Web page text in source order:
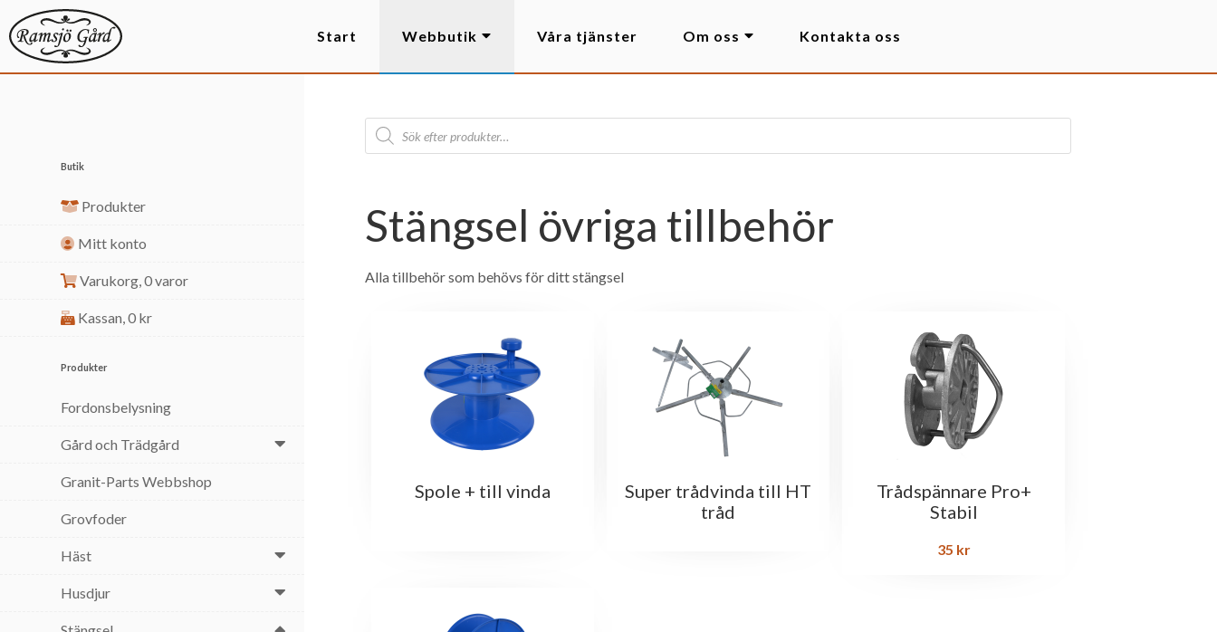
Start Webbutik Våra tjänster Om oss Kontakta oss
Butik
Produkter
Mitt konto
Varukorg,0 varor
Kassan,0 kr
Produkter
Fordonsbelysning
Gård och Trädgård
Granit-Parts Webbshop
Grovfoder
Häst
Husdjur
Stängsel övriga tillbehör
Alla tillbehör som behövs för ditt stängsel
Spole + till vinda
Super trådvinda till HT
tråd
Trådspännare Pro+
Stabil
35 kr